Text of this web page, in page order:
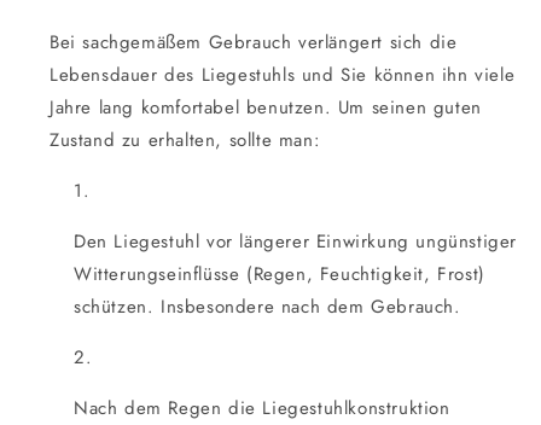
Bei sachgemäßem Gebrauch verlängert sich die
Lebensdauer des Liegestuhls und Sie können ihn viele
Jahre lang komfortabel benutzen. Um seinen guten
Zustand zu erhalten, sollte man:
Den Liegestuhl vor längerer Einwirkung ungünstiger
Witterungseinflüsse (Regen, Feuchtigkeit, Frost)
schützen. Insbesondere nach dem Gebrauch.
Nach dem Regen die Liegestuhlkonstruktion